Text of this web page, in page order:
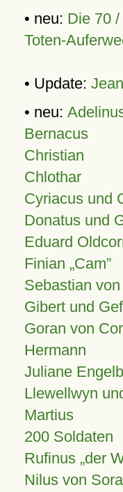
• neu: Die 70
Toten-
• Update:
• neu:
Bernacus
Christian
Chlothar
Cyriacus und
Donatus und
Eduard
Finian Cam
Sebastian
Gibert und
Goran von
Hermann
Juliane
Llewellwyn
Martius
200 Soldaten
Rufinus „der
Nilus von Sora